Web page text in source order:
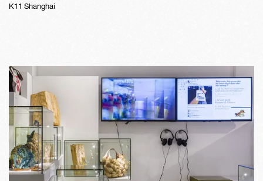
K11 Shanghai